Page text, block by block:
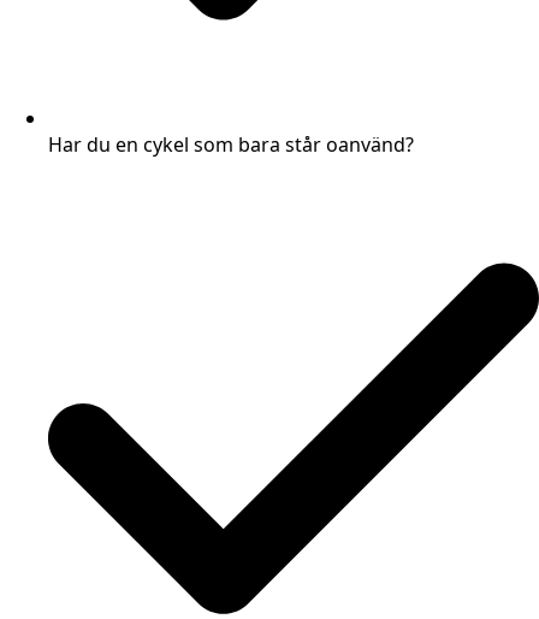
Har du en cykel som bara står oanvänd?